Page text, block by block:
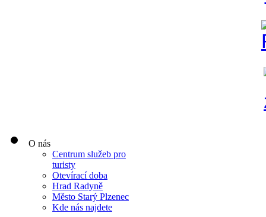
O nás
Centrum služeb pro
turisty
Otevírací doba
Hrad Radyně
Město Starý Plzenec
Kde nás najdete